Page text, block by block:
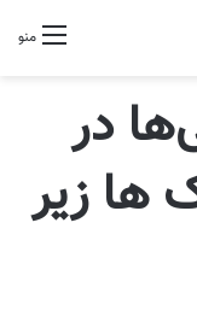
منو
در
ها زیر